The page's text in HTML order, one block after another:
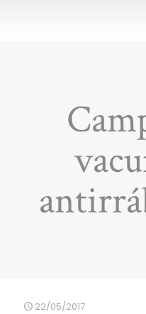
22/05/2017